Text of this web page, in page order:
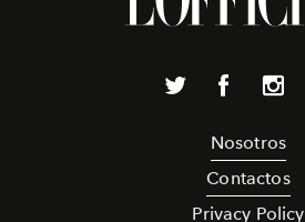
Nosotros
Contactos
Privacy Policy